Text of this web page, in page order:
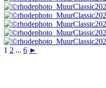
1 2 ... 6 ►